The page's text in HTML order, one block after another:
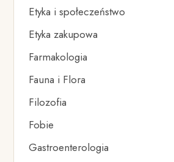
Etyka i społeczeństwo
Etyka zakupowa
Farmakologia
Fauna i Flora
Filozofia
Fobie
Gastroenterologia